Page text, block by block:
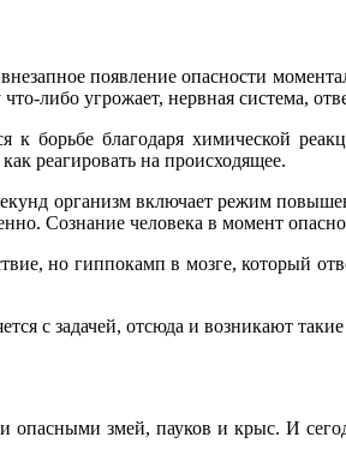
появление опасности
либо угрожает, нервная система,
к борьбе благодаря химической
реагировать на происходящее.
организм включает режим
Сознание человека в момент
но гиппокамп в мозге, который
с задачей, отсюда и возникают
змей, пауков и крыс. И